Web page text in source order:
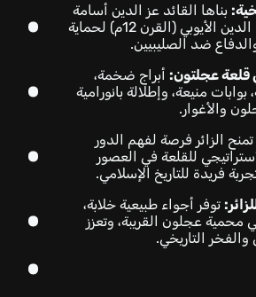
بناها القائد عز الدين أسامة
في عهد صلاح الدين الأيوبي (القرن 12م) لحماية
ضد الصليبيين.
قلعة عجلتون: أبراج ضخمة،
منيعة، وإطلالة بانورامية
والأغوار.
تمنح الزائر فرصة لفهم الدور
للقلعة في العصور
فريدة للتاريخ الإسلامي.
توفر أجواء طبيعية خلابة،
محمية عجلون القريبة، وتعزز
التاريخي.